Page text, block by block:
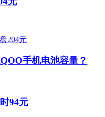
手机电池容量？
94元